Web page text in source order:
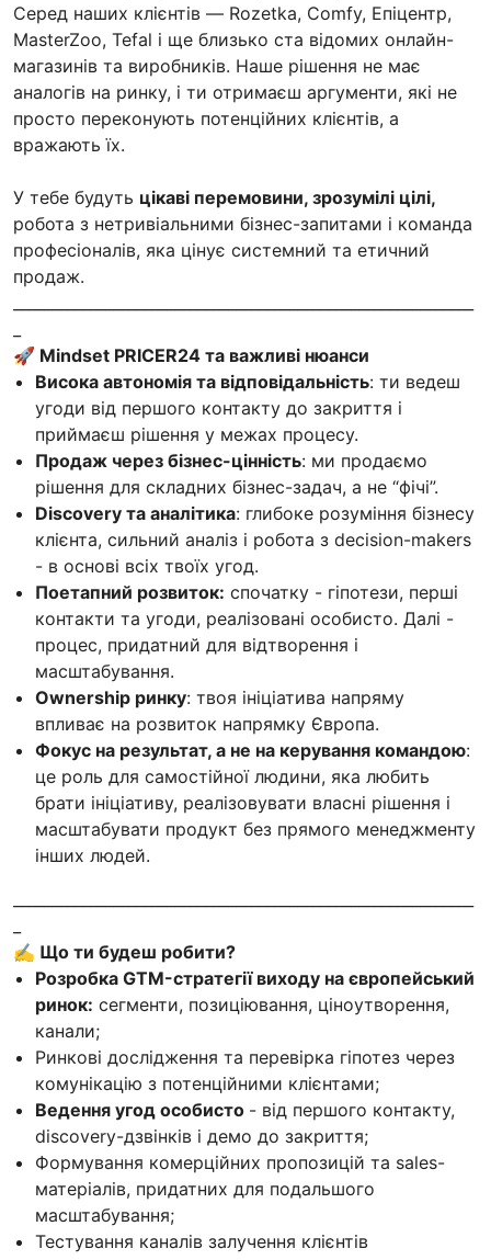
Серед наших клієнтів — Rozetka, Comfy, Епіцентр,
MasterZoo, Tefal і ще близько ста відомих онлайн-
магазинів та виробників. Наше рішення не має
аналогів на ринку, і ти отримаєш аргументи, які не
просто переконують потенційних клієнтів, а
вражають їх.
У тебе будуть цікаві перемовини, зрозумілі цілі,
робота з нетривіальними бізнес-запитами і команда
професіоналів, яка цінує системний та етичний
продаж.
🚀 Mindset PRICER24 та важливі нюанси
Висока автономія та відповідальність: ти ведеш
угоди від першого контакту до закриття і
приймаєш рішення у межах процесу.
Продаж через бізнес-цінність: ми продаємо
рішення для складних бізнес-задач, а не “фічі”.
Discovery та аналітика: глибоке розуміння бізнесу
клієнта, сильний аналіз і робота з decision-makers
- в основі всіх твоїх угод.
Поетапний розвиток: спочатку - гіпотези, перші
контакти та угоди, реалізовані особисто. Далі -
процес, придатний для відтворення і
масштабування.
Ownership ринку: твоя ініціатива напряму
впливає на розвиток напрямку Європа.
Фокус на результат, а не на керування командою:
це роль для самостійної людини, яка любить
брати ініціативу, реалізовувати власні рішення і
масштабувати продукт без прямого менеджменту
інших людей.
✍️ Що ти будеш робити?
Розробка GTM-стратегії виходу на європейський
ринок: сегменти, позиціювання, ціноутворення,
канали;
Ринкові дослідження та перевірка гіпотез через
комунікацію з потенційними клієнтами;
Ведення угод особисто - від першого контакту,
discovery-дзвінків і демо до закриття;
Формування комерційних пропозицій та sales-
матеріалів, придатних для подальшого
масштабування;
Тестування каналів залучення клієнтів